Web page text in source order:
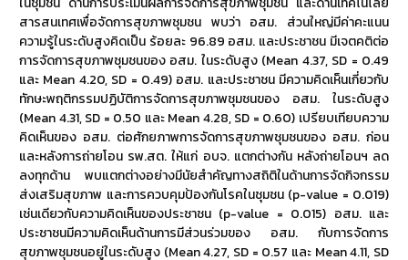
สารสนเทศเพื่อจัดการสุขภาพชุมชน พบว่า อสม. ส่วนใหญ่มีค่าคะแนน
ความรู้ในระดับสูงคิดเป็น ร้อยละ 96.89 อสม. และประชาชน มีเจตคติต่อ
การจัดการสุขภาพชุมชนของ อสม. ในระดับสูง (Mean 4.37, SD = 0.49
และ Mean 4.20, SD = 0.49) อสม. และประชาชน มีความคิดเห็นเกี่ยวกับ
ทักษะพฤติกรรมปฏิบัติการจัดการสุขภาพชุมชนของ อสม. ในระดับสูง
(Mean 4.31, SD = 0.50 และ Mean 4.28, SD = 0.60) เปรียบเทียบความ
คิดเห็นของ อสม. ต่อศักยภาพการจัดการสุขภาพชุมชนของ อสม. ก่อน
และหลังการถ่ายโอน รพ.สต. ให้แก่ อบจ. แตกต่างกัน หลังถ่ายโอนฯ ลด
ลงทุกด้าน พบแตกต่างอย่างมีนัยสำคัญทางสถิติในด้านการจัดกิจกรรม
ส่งเสริมสุขภาพ และการควบคุมป้องกันโรคในชุมชน (p-value = 0.019)
เช่นเดียวกับความคิดเห็นของประชาชน (p-value = 0.015) อสม. และ
ประชาชนมีความคิดเห็นด้านการมีส่วนร่วมของ อสม. กับการจัดการ
สุขภาพชุมชนอยู่ในระดับสูง (Mean 4.27, SD = 0.57 และ Mean 4.11, SD